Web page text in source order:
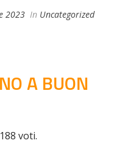
2023 In Uncategorized
A BUON
188 voti.